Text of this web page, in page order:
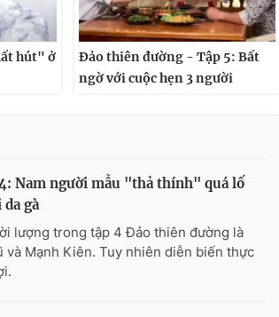
hút" ở
Đảo thiên đường - Tập 5: Bất
ngờ với cuộc hẹn 3 người
Nam người mẫu "thả thính" quá lố
gà
lượng trong tập 4 Đảo thiên đường là
và Mạnh Kiên. Tuy nhiên diễn biến thực